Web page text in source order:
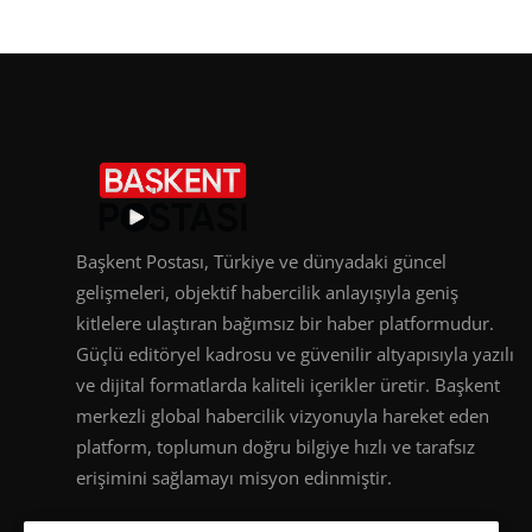
Başkent Postası, Türkiye ve dünyadaki güncel
gelişmeleri, objektif habercilik anlayışıyla geniş
kitlelere ulaştıran bağımsız bir haber platformudur.
Güçlü editöryel kadrosu ve güvenilir altyapısıyla yazılı
ve dijital formatlarda kaliteli içerikler üretir. Başkent
merkezli global habercilik vizyonuyla hareket eden
platform, toplumun doğru bilgiye hızlı ve tarafsız
erişimini sağlamayı misyon edinmiştir.